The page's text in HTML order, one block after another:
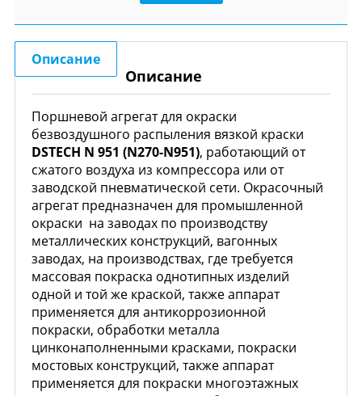
Описание
Описание
Поршневой агрегат для окраски
безвоздушного распыления вязкой краски
DSTECH N 951 (N270-N951), работающий от
сжатого воздуха из компрессора или от
заводской пневматической сети. Окрасочный
агрегат предназначен для промышленной
окраски на заводах по производству
металлических конструкций, вагонных
заводах, на производствах, где требуется
массовая покраска однотипных изделий
одной и той же краской, также аппарат
применяется для антикоррозионной
покраски, обработки металла
цинконаполненными красками, покраски
мостовых конструкций, также аппарат
применяется для покраски многоэтажных